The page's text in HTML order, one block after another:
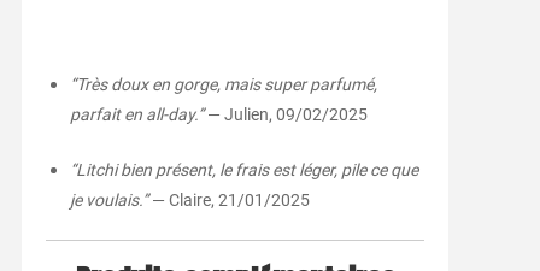
“Très doux en gorge, mais super parfumé,
parfait en all-day.”— Julien, 09/02/2025
“Litchi bien présent, le frais est léger, pile ce que
je voulais.”— Claire, 21/01/2025